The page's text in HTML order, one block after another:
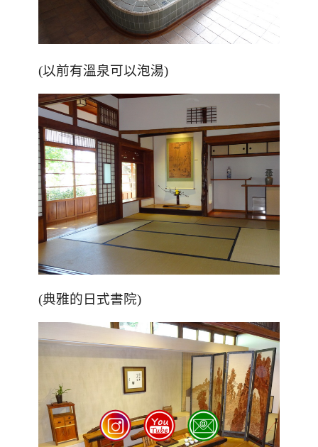
(以前有溫泉可以泡湯)
(典雅的日式書院)